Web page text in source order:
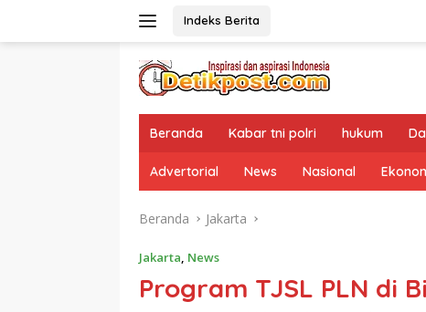
Indeks Berita
Beranda Kabar tni polri hukum
Advertorial News Nasional
Beranda Jakarta
Jakarta, News
Program TJSL PLN di